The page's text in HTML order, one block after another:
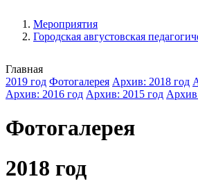
Мероприятия
Городская августовская
Главная
2019 год Фотогалерея Архив: 2018 год
Архив: 2016 год Архив: 2015 год
Фотогалерея
2018 год